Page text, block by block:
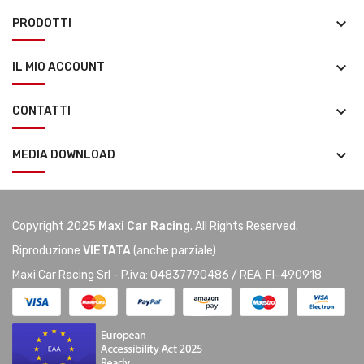
PRODOTTI keyboard_arrow_down
IL MIO ACCOUNT keyboard_arrow_down
CONTATTI keyboard_arrow_down
MEDIA DOWNLOAD keyboard_arrow_down
Copyright 2025 Maxi Car Racing. All Rights Reserved.
Riproduzione VIETATA(anche parziale)
Maxi Car Racing Srl - P.iva: 04837790486 / REA: FI-490918